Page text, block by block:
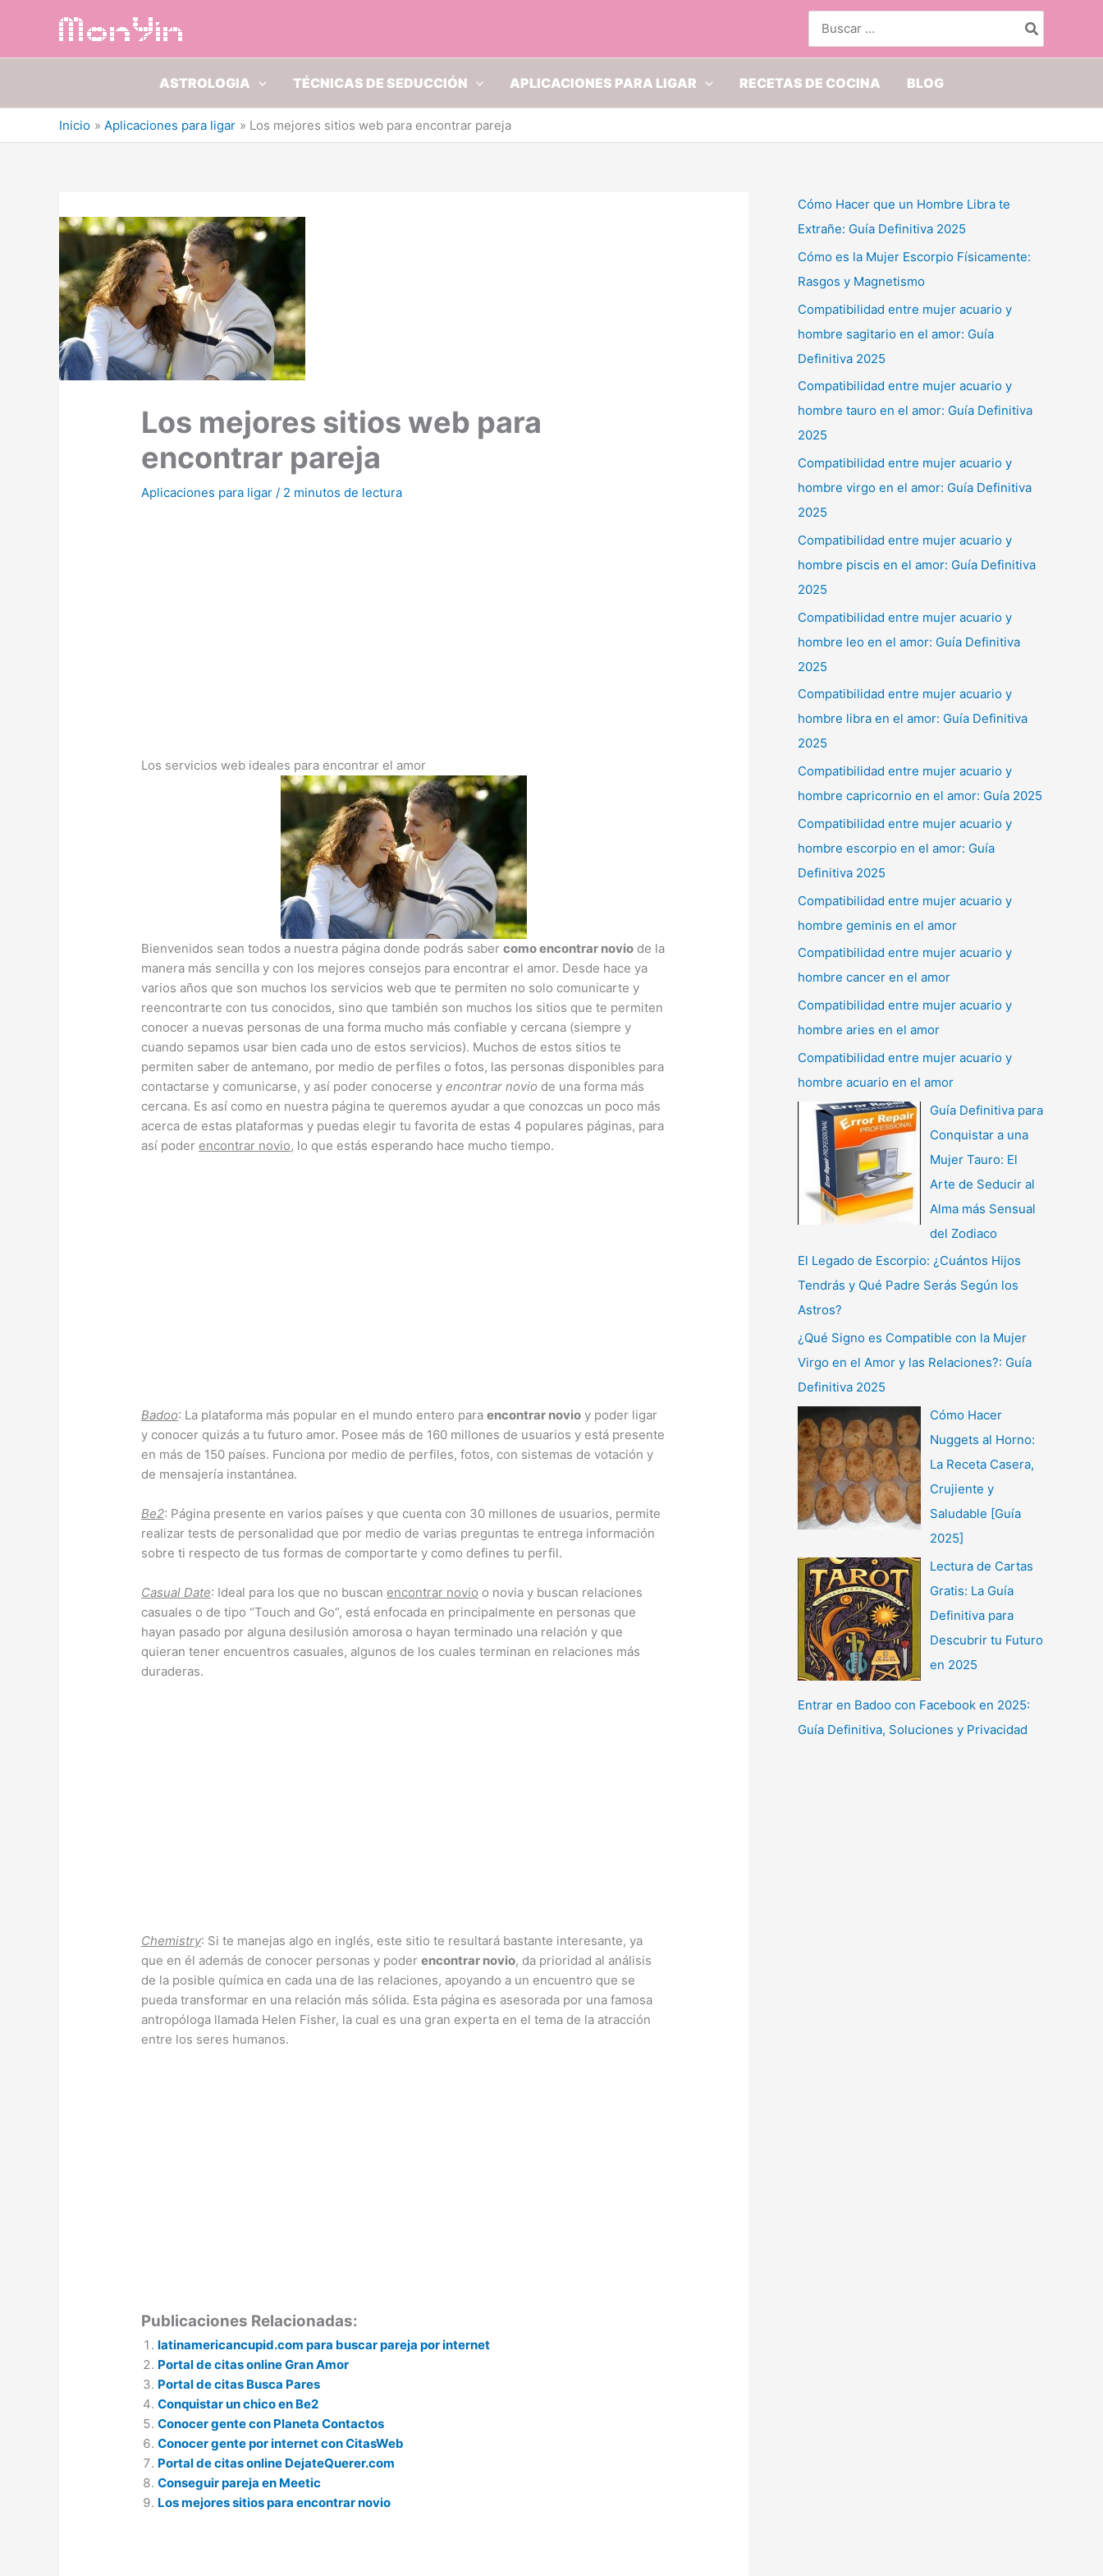
por:
ASTROLOGIA TÉCNICAS DE SEDUCCIÓN APLICACIONES PARA LIGAR RECETAS DE COCINA BLOG
Inicio Aplicaciones para ligar Los mejores sitios web para encontrar pareja
Los mejores sitios web para
encontrar pareja
Aplicaciones para ligar / 2 minutos de lectura
Los servicios web ideales para encontrar el amor
Bienvenidos sean todos a nuestra página donde podrás sabercomo encontrar novio de la
manera más sencilla y con los mejores consejos para encontrar el amor. Desde hace ya
varios años que son muchos los servicios web que te permiten no solo comunicarte y
reencontrarte con tus conocidos, sino que también son muchos los sitios que te permiten
conocer a nuevas personas de una forma mucho más confiable y cercana (siempre y
cuando sepamos usar bien cada uno de estos servicios). Muchos de estos sitios te
permiten saber de antemano, por medio de perfiles o fotos, las personas disponibles para
contactarse y comunicarse, y así poder conocerse yencontrar novio de una forma más
cercana. Es así como en nuestra página te queremos ayudar a que conozcas un poco más
acerca de estas plataformas y puedas elegir tu favorita de estas 4 populares páginas, para
así poder encontrar novio, lo que estás esperando hace mucho tiempo.
Badoo: La plataforma más popular en el mundo entero paraencontrar novio y poder ligar
y conocer quizás a tu futuro amor. Posee más de 160 millones de usuarios y está presente
en más de 150 países. Funciona por medio de perfiles, fotos, con sistemas de votación y
de mensajería instantánea.
Be2: Página presente en varios países y que cuenta con 30 millones de usuarios, permite
realizar tests de personalidad que por medio de varias preguntas te entrega información
sobre ti respecto de tus formas de comportarte y como defines tu perfil.
Casual Date: Ideal para los que no buscan encontrar novio o novia y buscan relaciones
casuales o de tipo “Touch and Go”, está enfocada en principalmente en personas que
hayan pasado por alguna desilusión amorosa o hayan terminado una relación y que
quieran tener encuentros casuales, algunos de los cuales terminan en relaciones más
duraderas.
Chemistry: Si te manejas algo en inglés, este sitio te resultará bastante interesante, ya
que en él además de conocer personas y poderencontrar novio, da prioridad al análisis
de la posible química en cada una de las relaciones, apoyando a un encuentro que se
pueda transformar en una relación más sólida. Esta página es asesorada por una famosa
antropóloga llamada Helen Fisher, la cual es una gran experta en el tema de la atracción
entre los seres humanos.
Publicaciones Relacionadas:
latinamericancupid.com para buscar pareja por internet
Portal de citas online Gran Amor
Portal de citas Busca Pares
Conquistar un chico en Be2
Conocer gente con Planeta Contactos
Conocer gente por internet con CitasWeb
Portal de citas online DejateQuerer.com
Conseguir pareja en Meetic
Los mejores sitios para encontrar novio
Cómo Hacer que un Hombre Libra te
Extrañe: Guía Definitiva 2025
Cómo es la Mujer Escorpio Físicamente:
Rasgos y Magnetismo
Compatibilidad entre mujer acuario y
hombre sagitario en el amor: Guía
Definitiva 2025
Compatibilidad entre mujer acuario y
hombre tauro en el amor: Guía Definitiva
2025
Compatibilidad entre mujer acuario y
hombre virgo en el amor: Guía Definitiva
2025
Compatibilidad entre mujer acuario y
hombre piscis en el amor: Guía Definitiva
2025
Compatibilidad entre mujer acuario y
hombre leo en el amor: Guía Definitiva
2025
Compatibilidad entre mujer acuario y
hombre libra en el amor: Guía Definitiva
2025
Compatibilidad entre mujer acuario y
hombre capricornio en el amor: Guía 2025
Compatibilidad entre mujer acuario y
hombre escorpio en el amor: Guía
Definitiva 2025
Compatibilidad entre mujer acuario y
hombre geminis en el amor
Compatibilidad entre mujer acuario y
hombre cancer en el amor
Compatibilidad entre mujer acuario y
hombre aries en el amor
Compatibilidad entre mujer acuario y
hombre acuario en el amor
Guía Definitiva para
Conquistar a una
Mujer Tauro: El
Arte de Seducir al
Alma más Sensual
del Zodiaco
El Legado de Escorpio: ¿Cuántos Hijos
Tendrás y Qué Padre Serás Según los
Astros?
¿Qué Signo es Compatible con la Mujer
Virgo en el Amor y las Relaciones?: Guía
Definitiva 2025
Cómo Hacer
Nuggets al Horno:
La Receta Casera,
Crujiente y
Saludable [Guía
2025]
Lectura de Cartas
Gratis: La Guía
Definitiva para
Descubrir tu Futuro
en 2025
Entrar en Badoo con Facebook en 2025:
Guía Definitiva, Soluciones y Privacidad